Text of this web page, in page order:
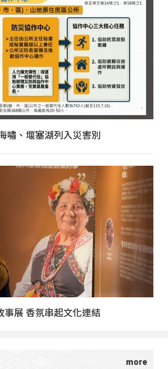
嘯、堰塞湖列入災害別
展 香氛串起文化連結